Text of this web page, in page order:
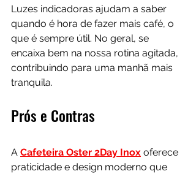
Luzes indicadoras ajudam a saber
quando é hora de fazer mais café, o
que é sempre útil. No geral, se
encaixa bem na nossa rotina agitada,
contribuindo para uma manhã mais
tranquila.
Prós e Contras
A Cafeteira Oster 2Day Inox oferece
praticidade e design moderno que